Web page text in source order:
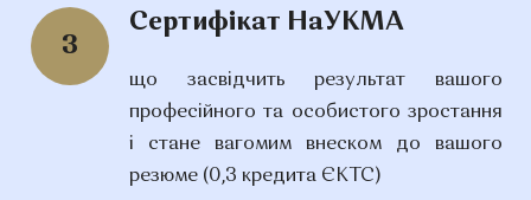
3
Сертифікат НаУКМА
що засвідчить результат вашого
професійного та особистого зростання
і стане вагомим внеском до вашого
резюме (0,3 кредита ЄКТС)